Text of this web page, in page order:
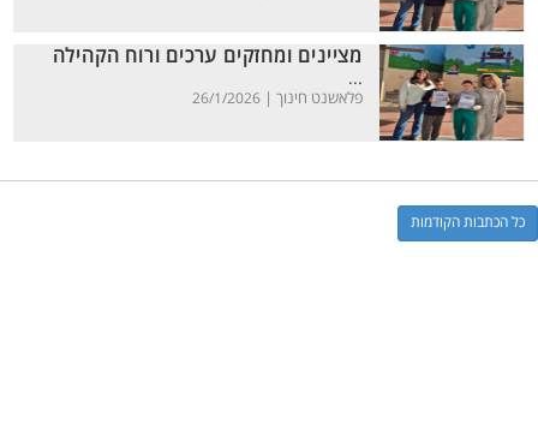
מציינים ומחזקים ערכים ורוח הקהילה
...
פלאשנט חינוך | 26/1/2026
כל הכתבות הקודמות